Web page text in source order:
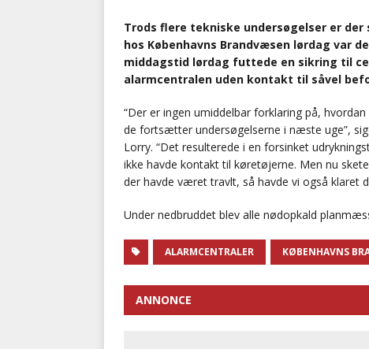
Trods flere tekniske undersøgelser er
hos Københavns Brandvæsen lørdag var
middagstid lørdag futtede en sikring til
alarmcentralen uden kontakt til såvel
“Der er ingen umiddelbar forklaring på,
de fortsætter undersøgelserne i næste uge”,
Lorry. “Det resulterede i en forsinket
ikke havde kontakt til køretøjerne. Men nu
der havde været travlt, så havde vi også klaret
Under nedbruddet blev alle nødopkald
ALARMCENTRALER KØBENHAVNS
ANNONCE